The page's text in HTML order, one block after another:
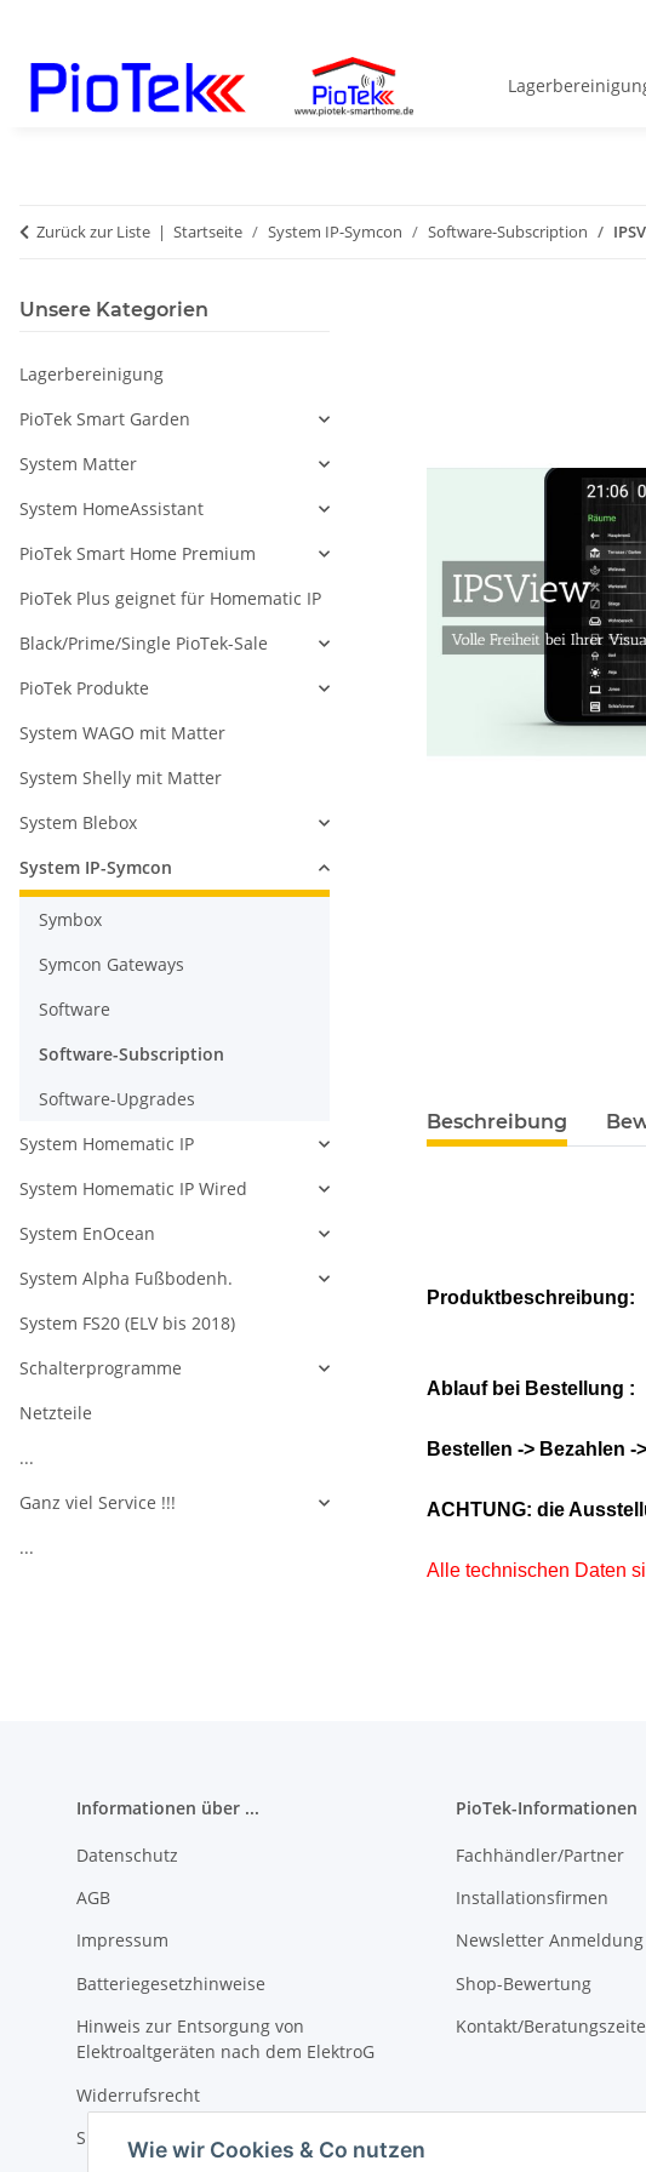
Wie wir Cookies & Co nutzen
Zurück zur Liste Startseite System IP-Symcon Software-Subscription
Beschreibung
Produktbeschreibung:
Ablauf bei Bestellung :
Bestellen -> Bezahlen
ACHTUNG: die
Alle technischen Daten
Unsere Kategorien
Lagerbereinigung
PioTek Smart Garden
System Matter
System HomeAssistant
PioTek Smart Home Premium
PioTek Plus geignet für Homematic IP
Black/Prime/Single PioTek-Sale
PioTek Produkte
System WAGO mit Matter
System Shelly mit Matter
System Blebox
System IP-Symcon
Symbox
Symcon Gateways
Software
Software-Subscription
Software-Upgrades
System Homematic IP
System Homematic IP Wired
System EnOcean
System Alpha Fußbodenh.
System FS20 (ELV bis 2018)
Schalterprogramme
Netzteile
...
Ganz viel Service !!!
...
Informationen über ...
Datenschutz
AGB
Impressum
Batteriegesetzhinweise
Hinweis zur Entsorgung von
Elektroaltgeräten nach dem ElektroG
Widerrufsrecht
Sitemap
PioTek-Informationen
Fachhändler/Partner
Installationsfirmen
Newsletter Anmeldung
Shop-Bewertung
Kontakt/